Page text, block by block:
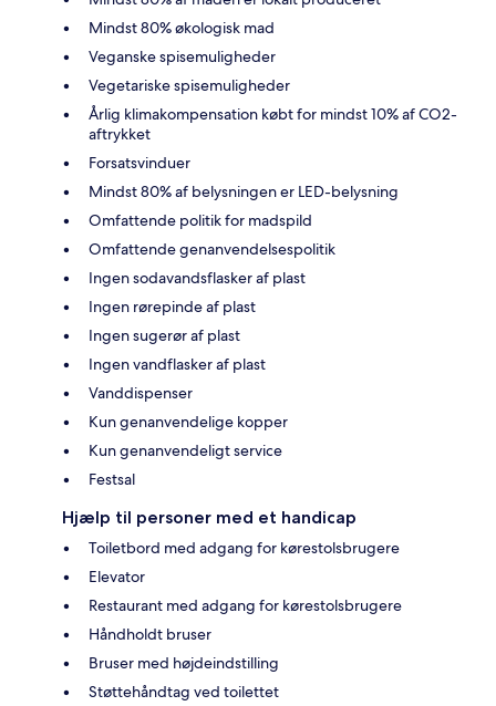
Mindst 80% økologisk mad
Veganske spisemuligheder
Vegetariske spisemuligheder
Årlig klimakompensation købt for mindst 10% af CO2-
aftrykket
Forsatsvinduer
Mindst 80% af belysningen er LED-belysning
Omfattende politik for madspild
Omfattende genanvendelsespolitik
Ingen sodavandsflasker af plast
Ingen rørepinde af plast
Ingen sugerør af plast
Ingen vandflasker af plast
Vanddispenser
Kun genanvendelige kopper
Kun genanvendeligt service
Festsal
Hjælp til personer med et handicap
Toiletbord med adgang for kørestolsbrugere
Elevator
Restaurant med adgang for kørestolsbrugere
Håndholdt bruser
Bruser med højdeindstilling
Støttehåndtag ved toilettet